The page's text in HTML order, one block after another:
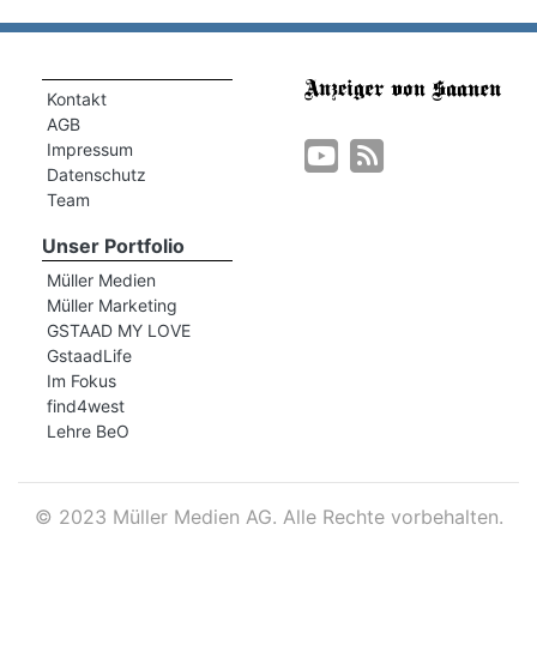
Kontakt
AGB
Impressum
Datenschutz
Team
Unser Portfolio
Müller Medien
Müller Marketing
GSTAAD MY LOVE
GstaadLife
Im Fokus
find4west
Lehre BeO
© 2023 Müller Medien AG. Alle Rechte vorbehalten.